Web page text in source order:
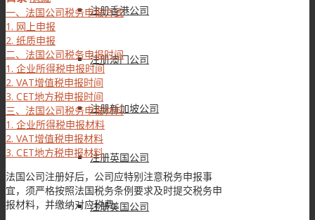
注册香港公司
注册澳门公司
注册新加坡公司
注册英国公司
注册美国公司
一、法国公司税务申报方式
1. 网上申报
2. 纸质申报
二、法国公司税务申报时间
1. 企业所得税申报时间
2. VAT增值税申报时间
3. CET地方税申报时间
三、法国公司税务申报材料
1. 企业所得税申报材料
2. VAT增值税申报材料
3. CET地方税申报材料
法国公司注册好后，公司应特别注意税务申报事
宜，须严格按照法国税务条例要求及时提交税务申
报材料，并缴纳对应税费。